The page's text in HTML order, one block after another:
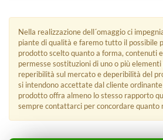
Nella realizzazione dell´omaggio ci
piante di qualità e faremo tutto il possibile
prodotto scelto quanto a forma, contenuti
permesse sostituzioni di uno o più
reperibilità sul mercato e deperibilità del
si intendono accettate dal cliente
prodotto offra almeno lo stesso rapporto
sempre contattarci per concordare quanto